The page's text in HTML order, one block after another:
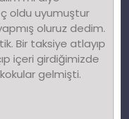
oldu uyumuştur
oluruz dedim.
Bir taksiye atlayıp
içeri girdiğimizde
gelmişti.